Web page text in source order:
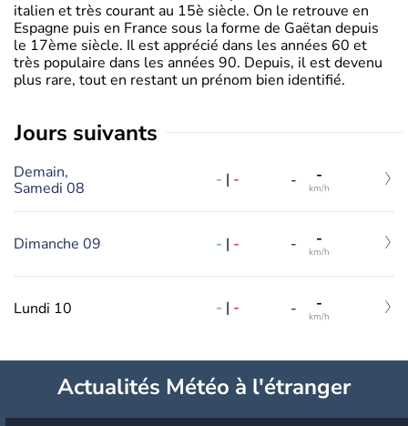
italien et très courant au 15è siècle. On le retrouve en
Espagne puis en France sous la forme de Gaëtan depuis
le 17ème siècle. Il est apprécié dans les années 60 et
très populaire dans les années 90. Depuis, il est devenu
plus rare, tout en restant un prénom bien identifié.
jours suivants
Demain,
Samedi 08
- | - - -
km/h
Dimanche 09 - | - - -
km/h
Lundi 10 - | - - -
km/h
Actualités Météo à l'étranger